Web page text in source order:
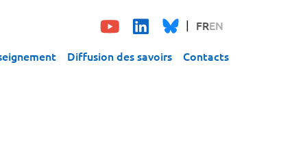
FREN
Diffusion des savoirs Contacts